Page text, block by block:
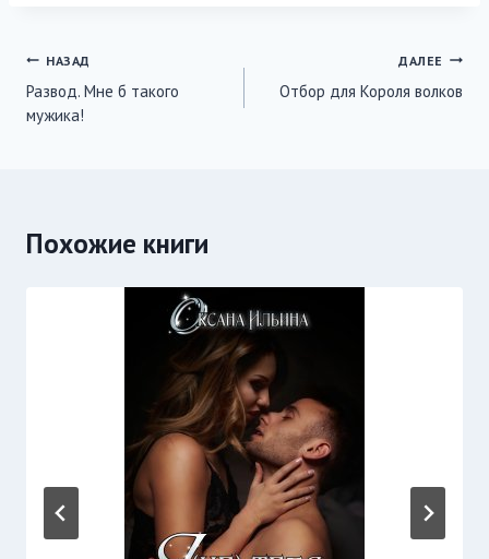
Навигация
по
записям
НАЗАД
Развод. Мне б такого
мужика!
ДАЛЕЕ
Отбор для Короля волков
Похожие книги